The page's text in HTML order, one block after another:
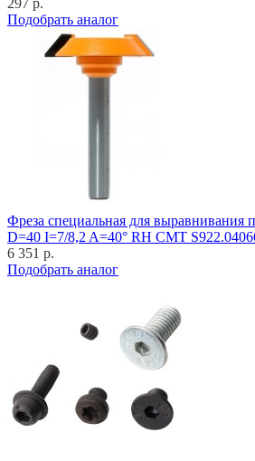
297 р.
Подобрать аналог
Фреза специальная для выравнивания
D=40 I=7/8,2 A=40° RH CMT
6 351 р.
Подобрать аналог